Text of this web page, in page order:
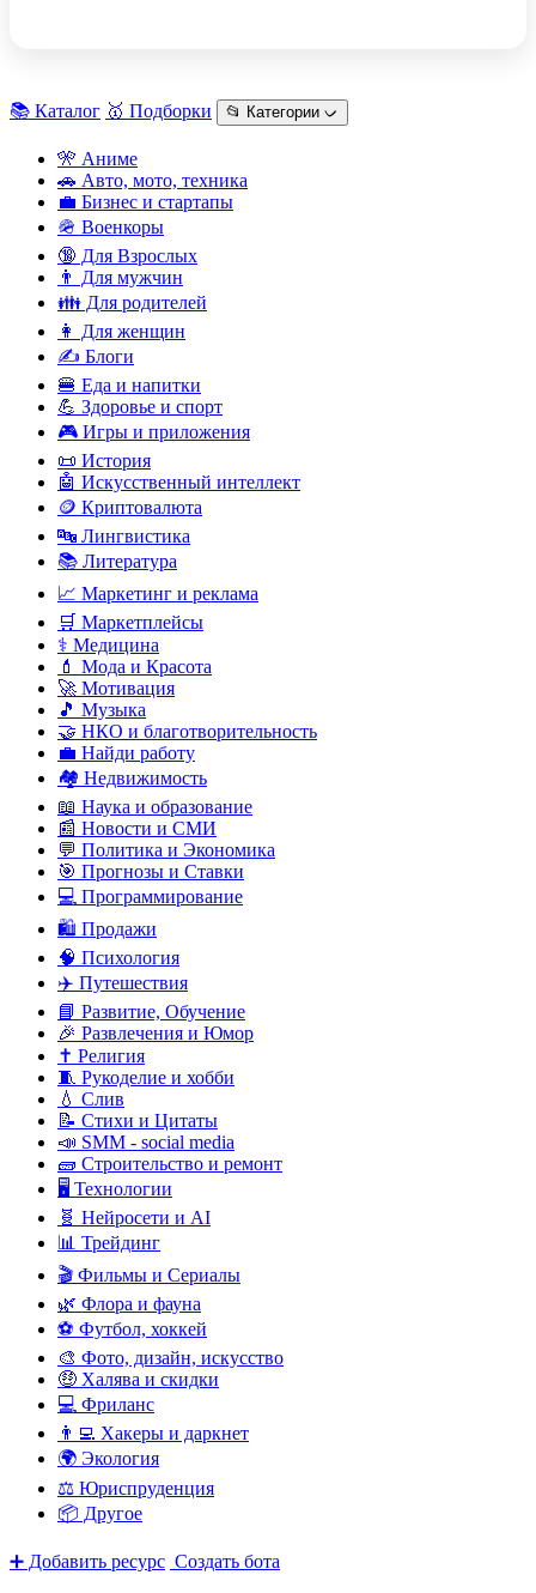
📚 Каталог 🥇 Подборки 📂 Категории ᨆ
🎌 Аниме
🚗 Авто, мото, техника
💼 Бизнес и стартапы
🪖 Военкоры
🔞 Для Взрослых
👨 Для мужчин
👪 Для родителей
👩 Для женщин
✍️ Блоги
🍔 Еда и напитки
💪 Здоровье и спорт
🎮 Игры и приложения
📜 История
🤖 Искусственный интеллект
🪙 Криптовалюта
🔤 Лингвистика
📚 Литература
📈 Маркетинг и реклама
🛒 Маркетплейсы
⚕️ Медицина
💄 Мода и Красота
🚀 Мотивация
🎵 Музыка
🤝 НКО и благотворительность
💼 Найди работу
🏘️ Недвижимость
📖 Наука и образование
📰 Новости и СМИ
💬 Политика и Экономика
🎯 Прогнозы и Ставки
💻 Программирование
🛍️ Продажи
🧠 Психология
✈️ Путешествия
📘 Развитие, Обучение
🎉 Развлечения и Юмор
✝️ Религия
🧵 Рукоделие и хобби
💧 Слив
📝 Стихи и Цитаты
📣 SMM - social media
🧱 Строительство и ремонт
🖥️ Технологии
🧬 Нейросети и AI
📊 Трейдинг
🎬 Фильмы и Сериалы
🌿 Флора и фауна
⚽ Футбол, хоккей
🎨 Фото, дизайн, искусство
🤑 Халява и скидки
💻 Фриланс
👨‍💻 Хакеры и даркнет
🌍 Экология
⚖️ Юриспруденция
📦 Другое
➕ Добавить ресурс Создать бота